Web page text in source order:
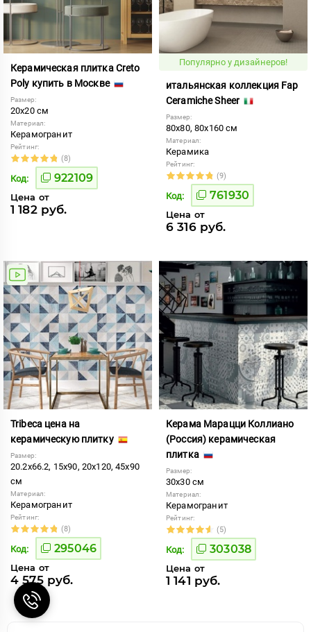
Керамическая плитка Creto
Poly купить в Москве
Размер:
20x20 см
Материал:
Керамогранит
Рейтинг:
(8)
Код: 922109
Цена от
1 182 руб.
Популярно у дизайнеров!
итальянская коллекция Fap
Ceramiche Sheer
Размер:
80x80, 80x160 см
Материал:
Керамика
Рейтинг:
(9)
Код: 761930
Цена от
6 316 руб.
Tribeca цена на
керамическую плитку
Размер:
20.2x66.2, 15x90, 20x120, 45x90
см
Материал:
Керамогранит
Рейтинг:
(8)
Код: 295046
Цена от
4 575 руб.
Керама Марацци Коллиано
(Россия) керамическая
плитка
Размер:
30x30 см
Материал:
Керамогранит
Рейтинг:
(5)
Код: 303038
Цена от
1 141 руб.